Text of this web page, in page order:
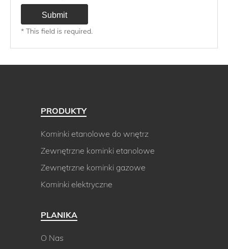
* This field is required.
PRODUKTY
Kominki etanolowe do wnętrz
Zewnętrzne kominki etanolowe
Zewnętrzne kominki gazowe
Kominki elektryczne
PLANIKA
O Nas